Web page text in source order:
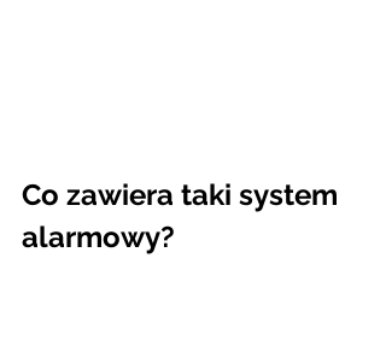
Co zawiera taki system
alarmowy?